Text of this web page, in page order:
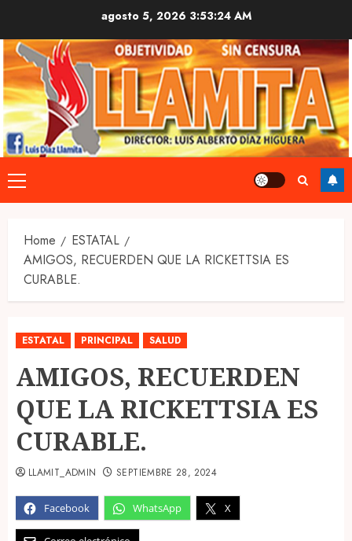
content
agosto 5, 2026 3:53:24 AM
Primary
Menu
Home
ESTATAL
AMIGOS, RECUERDEN QUE LA RICKETTSIA ES
CURABLE.
ESTATAL PRINCIPAL SALUD
AMIGOS, RECUERDEN
QUE LA RICKETTSIA ES
CURABLE.
Facebook WhatsApp X
LLAMIT_ADMIN SEPTIEMBRE 28, 2024